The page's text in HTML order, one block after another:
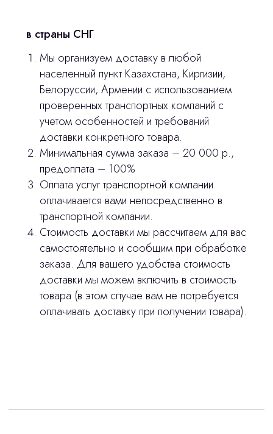
в страны СНГ
Мы организуем доставку в любой
населенный пункт Казахстана, Киргизии,
Белоруссии, Армении с использованием
проверенных транспортных компаний с
учетом особенностей и требований
доставки конкретного товара.
Минимальная сумма заказа – 20 000 р.,
предоплата – 100%
Оплата услуг транспортной компании
оплачивается вами непосредственно в
транспортной компании.
Стоимость доставки мы рассчитаем для вас
самостоятельно и сообщим при обработке
заказа. Для вашего удобства стоимость
доставки мы можем включить в стоимость
товара (в этом случае вам не потребуется
оплачивать доставку при получении товара).
Интересует лизинг?